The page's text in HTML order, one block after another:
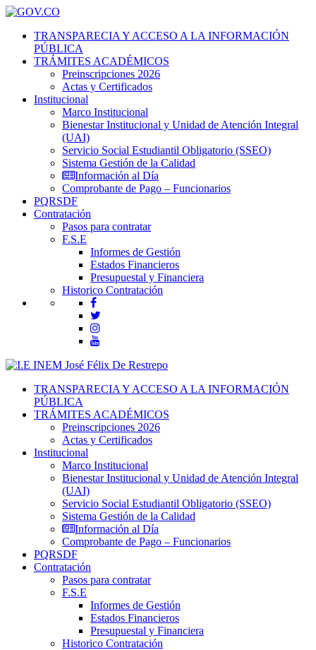
TRANSPARECIA Y ACCESO A LA INFORMACIÓN
PÚBLICA
TRÁMITES ACADÉMICOS
Preinscripciones 2026
Actas y Certificados
Institucional
Marco Institucional
Bienestar Institucional y Unidad de Atención Integral
(UAI)
Servicio Social Estudiantil Obligatorio (SSEO)
Sistema Gestión de la Calidad
Información al Día
Comprobante de Pago – Funcionarios
PQRSDF
Contratación
Pasos para contratar
F.S.E
Informes de Gestión
Estados Financieros
Presupuestal y Financiera
Historico Contratación
TRANSPARECIA Y ACCESO A LA INFORMACIÓN
PÚBLICA
TRÁMITES ACADÉMICOS
Preinscripciones 2026
Actas y Certificados
Institucional
Marco Institucional
Bienestar Institucional y Unidad de Atención Integral
(UAI)
Servicio Social Estudiantil Obligatorio (SSEO)
Sistema Gestión de la Calidad
Información al Día
Comprobante de Pago – Funcionarios
PQRSDF
Contratación
Pasos para contratar
F.S.E
Informes de Gestión
Estados Financieros
Presupuestal y Financiera
Historico Contratación